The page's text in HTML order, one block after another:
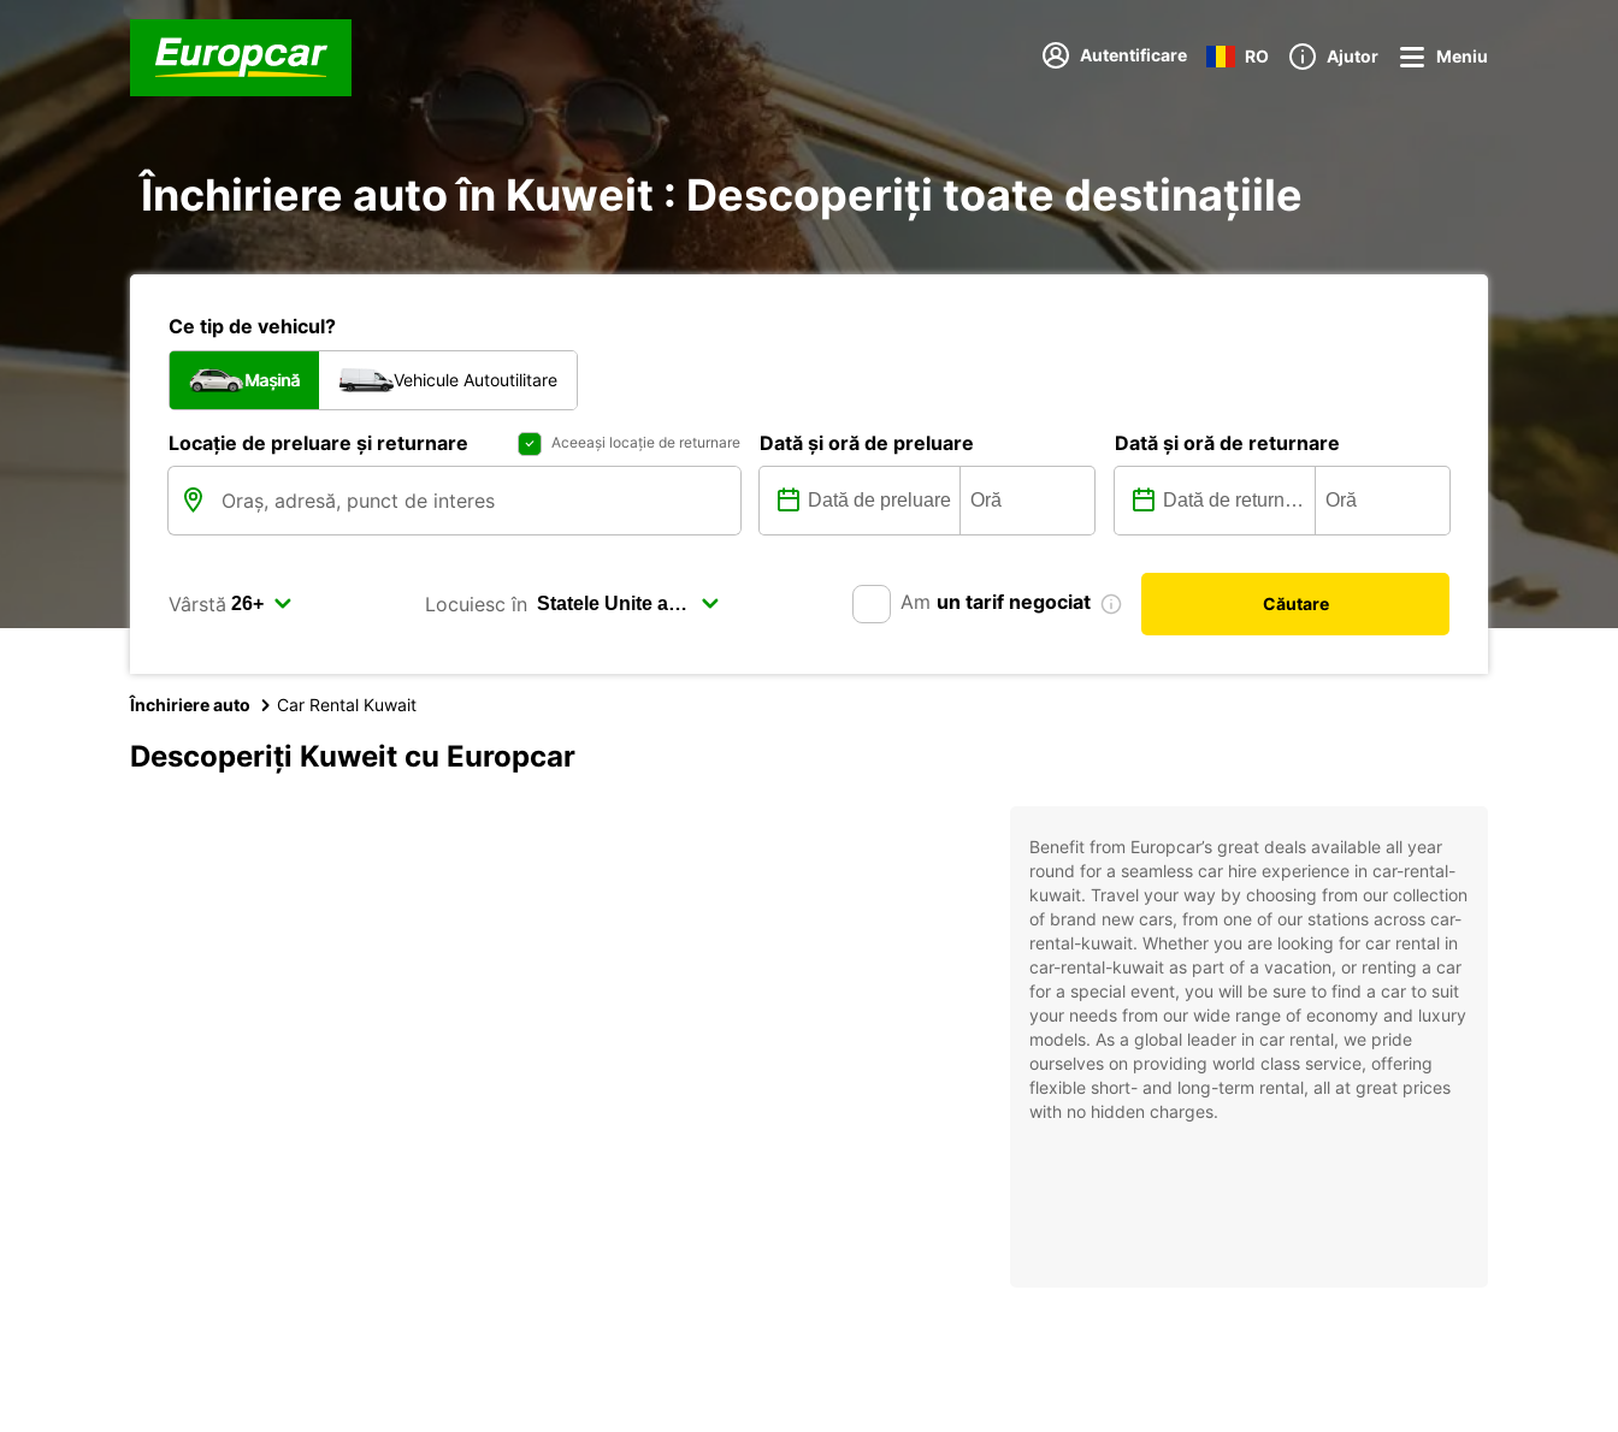
Autentificare RO Ajutor Meniu
Închiriere auto în Kuweit : Descoperiți toate destinațiile
Ce tip de vehicul?
Mașină Vehicule Autoutilitare
Locație de preluare și returnare Aceeași locație de returnare Dată și oră de preluare Dată și oră de returnare
Vârstă Locuiesc în Am un tarif negociat Căutare
Închiriere auto Car Rental Kuwait
Descoperiți Kuweit cu Europcar
Benefit from Europcar’s great deals available all year
round for a seamless car hire experience in car-rental-
kuwait. Travel your way by choosing from our collection
of brand new cars, from one of our stations across car-
rental-kuwait. Whether you are looking for car rental in
car-rental-kuwait as part of a vacation, or renting a car
for a special event, you will be sure to find a car to suit
your needs from our wide range of economy and luxury
models. As a global leader in car rental, we pride
ourselves on providing world class service, offering
flexible short- and long-term rental, all at great prices
with no hidden charges.